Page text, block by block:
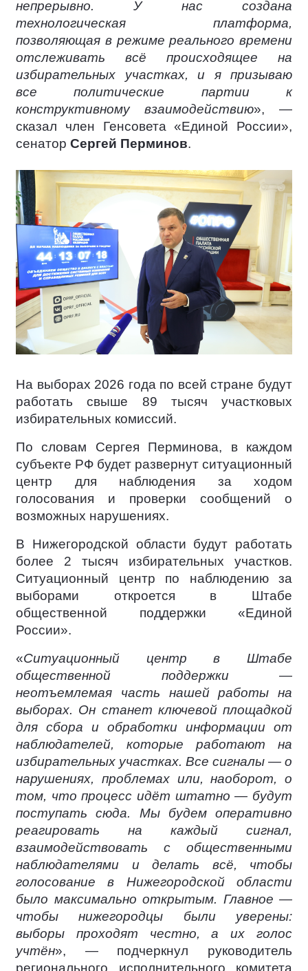
непрерывно. У нас создана
технологическая платформа,
позволяющая в режиме реального времени
отслеживать всё происходящее на
избирательных участках, и я призываю
все политические партии к
конструктивному взаимодействию», —
сказал член Генсовета «Единой России»,
сенатор Сергей Перминов.
На выборах 2026 года по всей стране будут
работать свыше 89 тысяч участковых
избирательных комиссий.
По словам Сергея Перминова, в каждом
субъекте РФ будет развернут ситуационный
центр для наблюдения за ходом
голосования и проверки сообщений о
возможных нарушениях.
В Нижегородской области будут работать
более 2 тысяч избирательных участков.
Ситуационный центр по наблюдению за
выборами откроется в Штабе
общественной поддержки «Единой
России».
«Ситуационный центр в Штабе
общественной поддержки —
неотъемлемая часть нашей работы на
выборах. Он станет ключевой площадкой
для сбора и обработки информации от
наблюдателей, которые работают на
избирательных участках. Все сигналы — о
нарушениях, проблемах или, наоборот, о
том, что процесс идёт штатно — будут
поступать сюда. Мы будем оперативно
реагировать на каждый сигнал,
взаимодействовать с общественными
наблюдателями и делать всё, чтобы
голосование в Нижегородской области
было максимально открытым. Главное —
чтобы нижегородцы были уверены:
выборы проходят честно, а их голос
учтён», — подчеркнул руководитель